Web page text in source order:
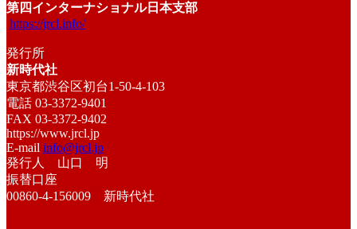
第四インターナショナル日本支部
https://jrcl.info/
発行所
新時代社
東京都渋谷区初台1-50-4-103
電話 03-3372-9401
FAX 03-3372-9402
https://www.jrcl.jp
E-mail info@jrcl.jp
発行人 山口 明
振替口座
00860-4-156009 新時代社